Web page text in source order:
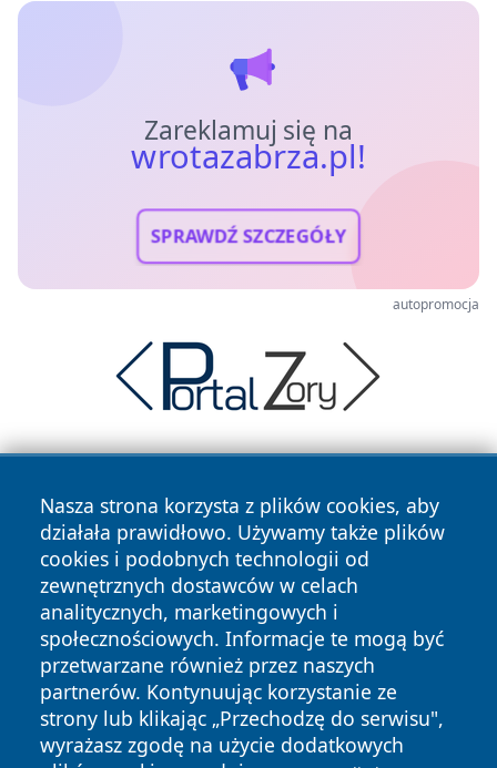
Zareklamuj się na
wrotazabrza.pl!
SPRAWDŹ SZCZEGÓŁY
autopromocja
Nasza strona korzysta z plików cookies, aby
działała prawidłowo. Używamy także plików
cookies i podobnych technologii od
zewnętrznych dostawców w celach
analitycznych, marketingowych i
społecznościowych. Informacje te mogą być
przetwarzane również przez naszych
partnerów. Kontynuując korzystanie ze
strony lub klikając „Przechodzę do serwisu",
wyrażasz zgodę na użycie dodatkowych
Copyright © 2026 wrotazabrza.pl Wszystkie prawa
zastrzeżone.
News Autorzy
Polityka
Prywatności
Polityka
Cookies